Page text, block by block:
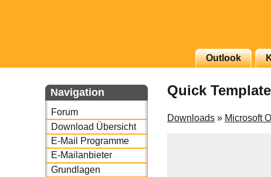
Outlook
Navigation
Forum
Download Übersicht
E-Mail Programme
E-Mailanbieter
Grundlagen
Quick
Downloads » Microsoft
oder auch